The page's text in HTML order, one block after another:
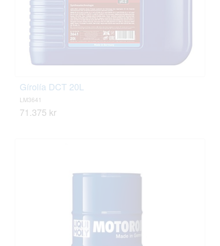
Gírolía DCT 20L
LM3641
71.375 kr